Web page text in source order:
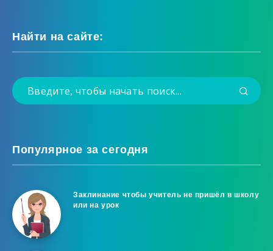
Найти на сайте:
Популярное за сегодня
Заклинание чтобы учитель не пришёл в школу
или на урок